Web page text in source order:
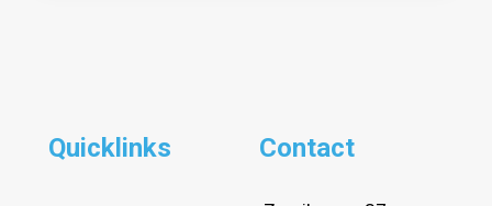
Quicklinks Contact